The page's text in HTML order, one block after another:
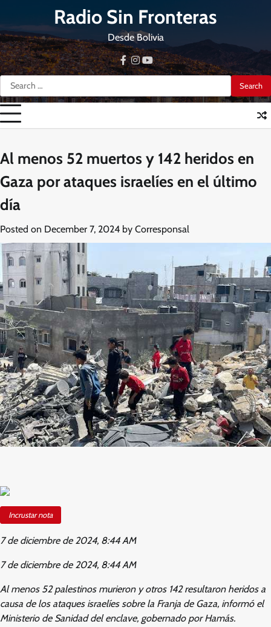
content
Radio Sin Fronteras
Desde Bolivia
Search
for:
facebook
instagram
youtube
Al menos 52 muertos y 142 heridos en
Gaza por ataques israelíes en el último
día
Posted on December 7, 2024 by Corresponsal
Incrustar nota
7 de diciembre de 2024, 8:44 AM
7 de diciembre de 2024, 8:44 AM
Al menos 52 palestinos murieron y otros 142 resultaron heridos a
causa de los ataques israelíes sobre la Franja de Gaza, informó el
Ministerio de Sanidad del enclave, gobernado por Hamás.